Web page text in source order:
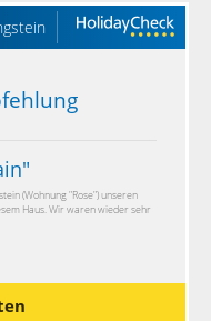
"
(Wohnung "Rose") unseren
Haus. Wir waren wieder sehr